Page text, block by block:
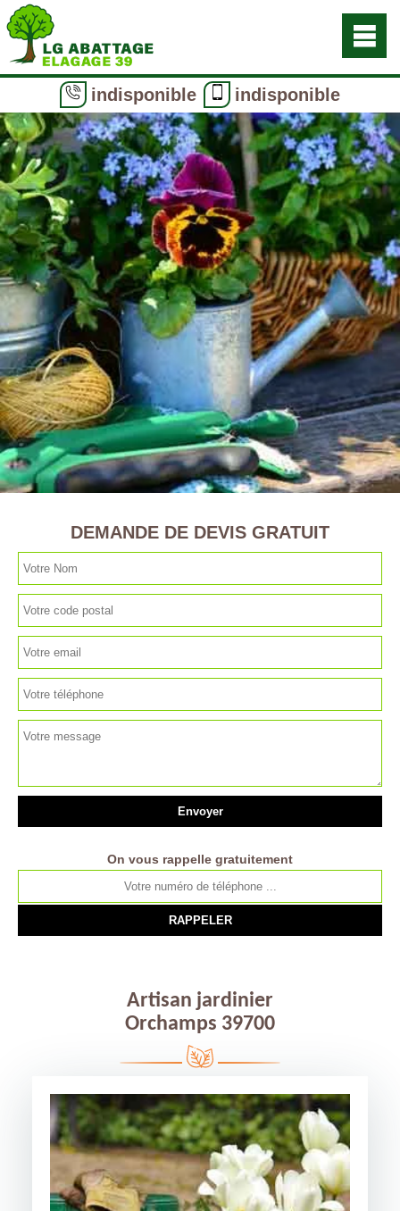
indisponible indisponible
DEMANDE DE DEVIS GRATUIT
On vous rappelle gratuitement
Artisan jardinier
Orchamps 39700